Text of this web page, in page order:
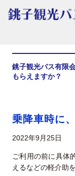
銚子観光バス有限
もらえますか？
乗降車時に
2022年9月25日
ご利用の前に具体
えるなどの軽介助